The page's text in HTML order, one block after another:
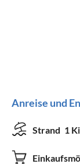
Anreise und
Strand 1